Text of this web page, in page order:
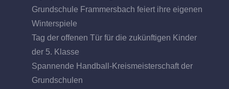
Grundschule Frammersbach feiert ihre eigenen
Winterspiele
Tag der offenen Tür für die zukünftigen Kinder
der 5. Klasse
Spannende Handball-Kreismeisterschaft der
Grundschulen